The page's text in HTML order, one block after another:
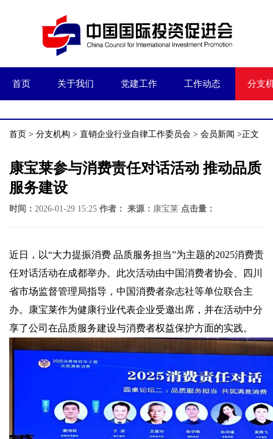
首页 关于我们 党建工作 工作动态 分支
首页 > 分支机构 > 直销企业行业自律工作委员会 > 会员新闻 >正文
康宝莱参与消费责任对话活动 推动品质
服务建设
时间： 2026-01-29 15:25 作者： 来源： 康宝莱 点击量：
近日，以“大力提振消费 品质服务担当”为主题的2025消费责
任对话活动在成都举办。此次活动由中国消费者协会、四川
省市场监督管理局指导，中国消费者杂志社等单位联合主
办。康宝莱作为健康行业代表企业受邀出席，并在活动中分
享了公司在品质服务建设与消费者权益保护方面的实践。